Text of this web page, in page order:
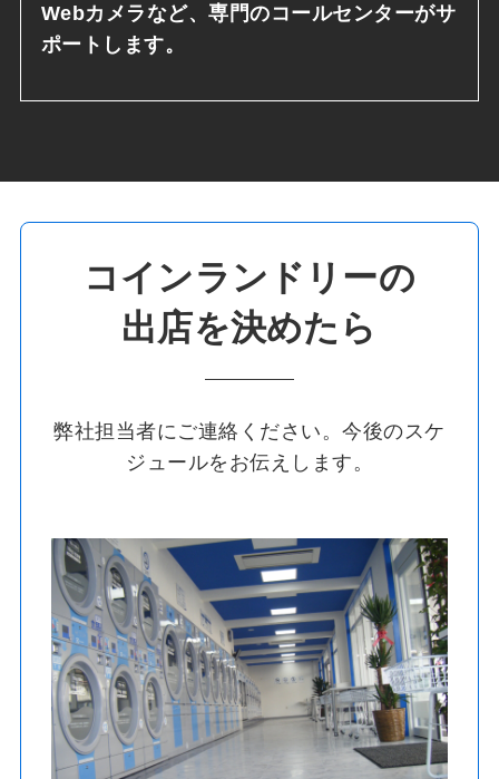
Webカメラなど、専門のコールセンターがサ
ポートします。
コインランドリーの
出店を決めたら
弊社担当者にご連絡ください。今後のスケ
ジュールをお伝えします。